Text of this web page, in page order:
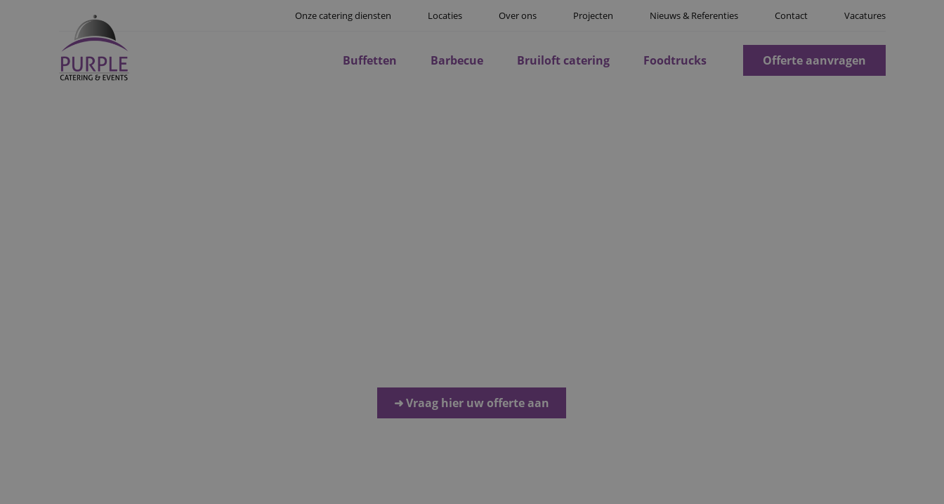
Onze catering diensten Locaties Over ons Projecten Nieuws & Referenties Contact Vacatures
Buffetten Barbecue Bruiloft catering Foodtrucks Offerte aanvragen
➜ Vraag hier uw offerte aan